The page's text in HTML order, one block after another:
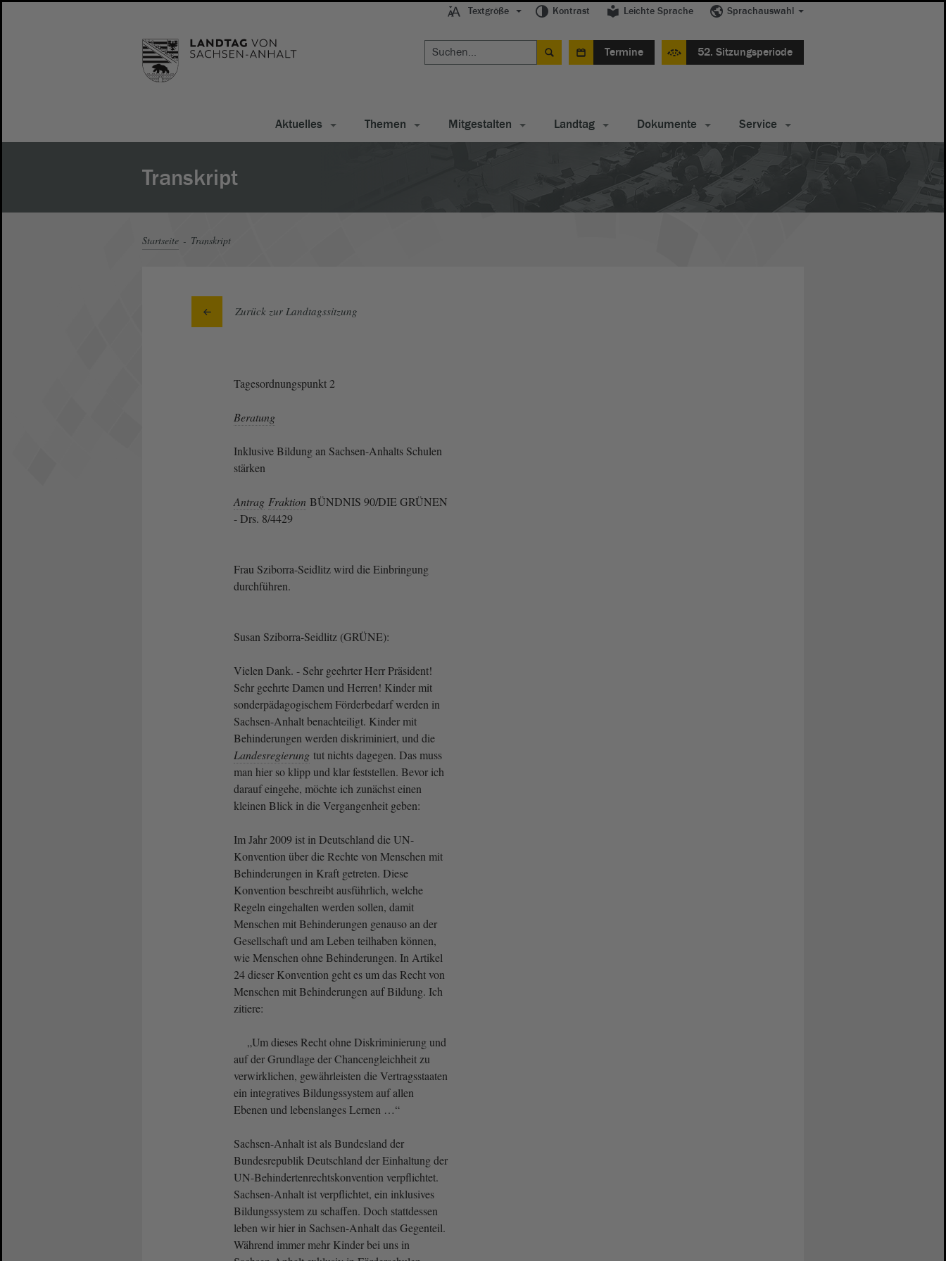
Textgröße Kontrast Leichte Sprache Sprachauswahl
Termine 52. Sitzungsperiode
Aktuelles Themen Mitgestalten Landtag Dokumente Service
Transkript
Startseite Transkript
Zurück zur Landtagssitzung
Tagesordnungspunkt 2
Beratung
Inklusive Bildung an Sachsen-Anhalts Schulen
stärken
Antrag Fraktion BÜNDNIS 90/DIE GRÜNEN
- Drs. 8/4429
Frau Sziborra-Seidlitz wird die Einbringung
durchführen.
Susan Sziborra-Seidlitz (GRÜNE):
Vielen Dank. - Sehr geehrter Herr Präsident!
Sehr geehrte Damen und Herren! Kinder mit
sonderpädagogischem Förderbedarf werden in
Sachsen-Anhalt benachteiligt. Kinder mit
Behinderungen werden diskriminiert, und die
Landesregierung tut nichts dagegen. Das muss
man hier so klipp und klar feststellen. Bevor ich
darauf eingehe, möchte ich zunächst einen
kleinen Blick in die Vergangenheit geben:
Im Jahr 2009 ist in Deutschland die UN-
Konvention über die Rechte von Menschen mit
Behinderungen in Kraft getreten. Diese
Konvention beschreibt ausführlich, welche
Regeln eingehalten werden sollen, damit
Menschen mit Behinderungen genauso an der
Gesellschaft und am Leben teilhaben können,
wie Menschen ohne Behinderungen. In Artikel
24 dieser Konvention geht es um das Recht von
Menschen mit Behinderungen auf Bildung. Ich
zitiere:
„Um dieses Recht ohne Diskriminierung und
auf der Grundlage der Chancengleichheit zu
verwirklichen, gewährleisten die Vertragsstaaten
ein integratives Bildungssystem auf allen
Ebenen und lebenslanges Lernen …“
Sachsen-Anhalt ist als Bundesland der
Bundesrepublik Deutschland der Einhaltung der
UN-Behindertenrechtskonvention verpflichtet.
Sachsen-Anhalt ist verpflichtet, ein inklusives
Bildungssystem zu schaffen. Doch stattdessen
leben wir hier in Sachsen-Anhalt das Gegenteil.
Während immer mehr Kinder bei uns in